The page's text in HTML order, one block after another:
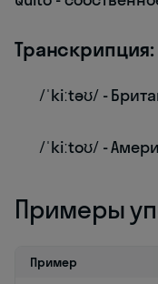
Транскрипция:
/ˈkiːtəʊ/ -
/ˈkiːtoʊ/ -
Примеры
Пример